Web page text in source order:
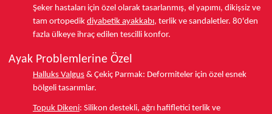
Şeker hastaları için özel olarak tasarlanmış, el yapımı, dikişsiz ve
tam ortopedik diyabetik ayakkabı, terlik ve sandaletler. 80'den
fazla ülkeye ihraç edilen tescilli konfor.
Ayak Problemlerine Özel
Halluks Valgus & Çekiç Parmak: Deformiteler için özel esnek
bölgeli tasarımlar.
Topuk Dikeni: Silikon destekli, ağrı hafifletici terlik ve